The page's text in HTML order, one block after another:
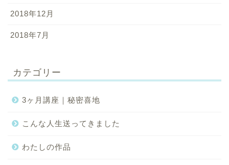
2018年12月
2018年7月
カテゴリー
3ヶ月講座｜秘密喜地
こんな人生送ってきました
わたしの作品